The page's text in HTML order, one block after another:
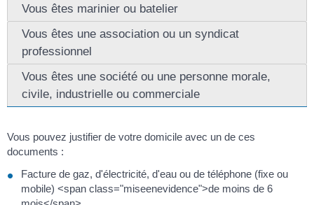
Vous êtes marinier ou batelier
Vous êtes une association ou un syndicat
professionnel
Vous êtes une société ou une personne morale,
civile, industrielle ou commerciale
Vous pouvez justifier de votre domicile avec un de ces
documents :
Facture de gaz, d'électricité, d'eau ou de téléphone (fixe ou
mobile) <span class="miseenevidence">de moins de 6